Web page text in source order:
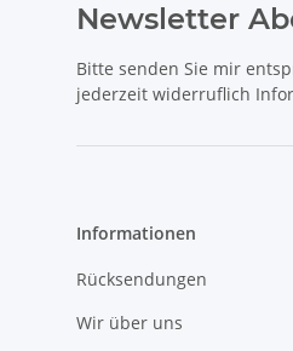
Newsletter
Bitte senden Sie mir
jederzeit widerruflich
Informationen
Rücksendungen
Wir über uns